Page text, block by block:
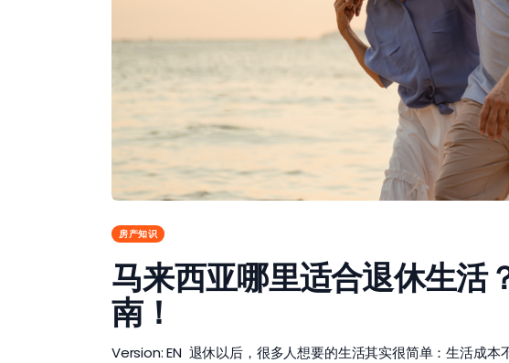
房产知识
马来西亚哪里适合退休生活
南！
Version: EN 退休以后，很多人想要的生活其实很简单：生活成